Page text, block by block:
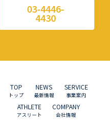
03-4446-
4430
TOP
トップ
NEWS
最新情報
SERVICE
事業案内
ATHLETE
アスリート
COMPANY
会社情報